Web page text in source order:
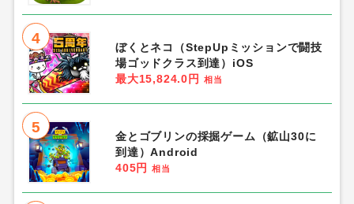
4
ぼくとネコ（StepUpミッションで闘技
場ゴッドクラス到達）iOS
最大15,824.0円
相当
5
金とゴブリンの採掘ゲーム（鉱山30に
到達）Android
405円
相当